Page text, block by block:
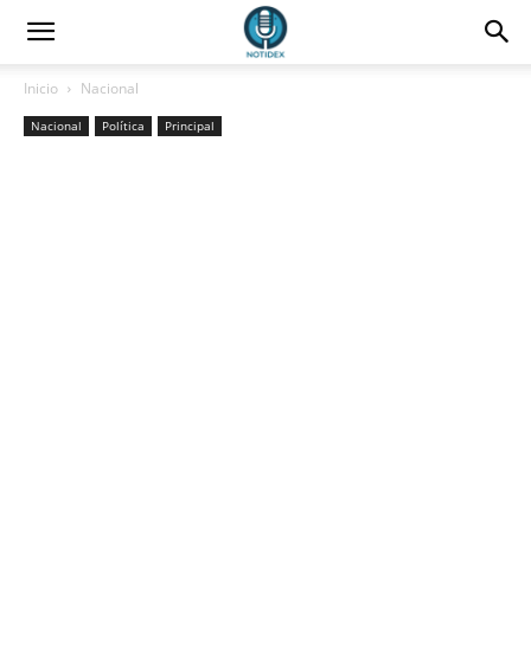
Inicio Nacional
Nacional Política Principal